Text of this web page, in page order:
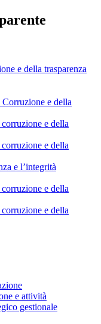
e della trasparenza
e della
e della
e della
e l’integrità
e della
e della
e attività
gestionale